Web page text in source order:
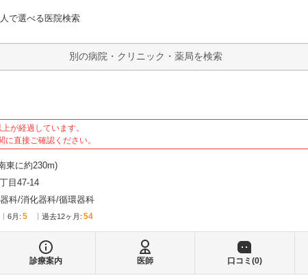
人で選べる医院検索
院なび
検索
が経過しています。
直接ご確認ください。
東に約230m)
目47-14
科 消化器科 循環器科
6月 : 5 過去12ヶ月: 54
診療案内 医師 口コミ(0)